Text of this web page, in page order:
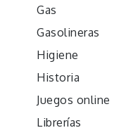
Gas
Gasolineras
Higiene
Historia
Juegos online
Librerías